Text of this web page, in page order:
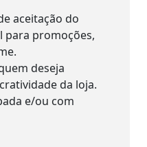
aceitação do
para promoções,
deseja
da loja.
e/ou com